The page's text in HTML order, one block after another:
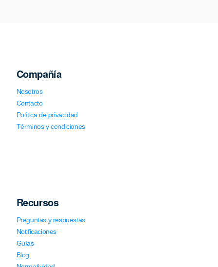
Compañía
Nosotros
Contacto
Política de privacidad
Términos y condiciones
Recursos
Preguntas y respuestas
Notificaciones
Guías
Blog